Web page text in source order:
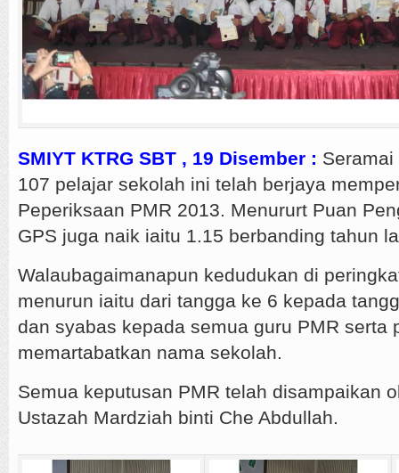
SMIYT KTRG SBT , 19 Disember :
107 pelajar sekolah ini telah berjaya
Peperiksaan PMR 2013. Menururt Puan
GPS juga naik iaitu 1.15 berbanding tahun
Walaubagaimanapun kedudukan di
menurun iaitu dari tangga ke 6 kepada
dan syabas kepada semua guru PMR serta
memartabatkan nama sekolah.
Semua keputusan PMR telah disampaikan
Ustazah Mardziah binti Che Abdullah.